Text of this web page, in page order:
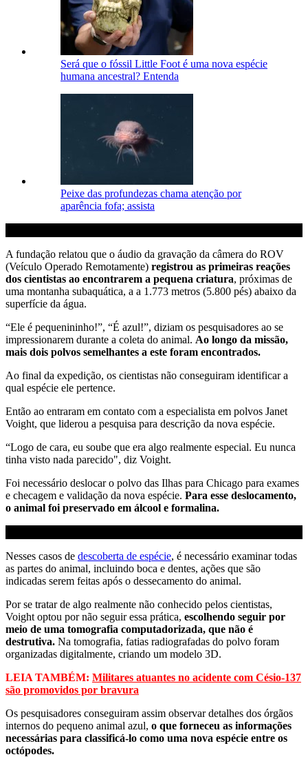
Será que o fóssil Little Foot é uma nova espécie
humana ancestral? Entenda
Peixe das profundezas chama atenção por
aparência fofa; assista
A fundação relatou que o áudio da gravação da câmera do ROV
(Veículo Operado Remotamente) registrou as primeiras reações
dos cientistas ao encontrarem a pequena criatura, próximas de
uma montanha subaquática, a a 1.773 metros (5.800 pés) abaixo da
superfície da água.
“Ele é pequenininho!”, “É azul!”, diziam os pesquisadores ao se
impressionarem durante a coleta do animal. Ao longo da missão,
mais dois polvos semelhantes a este foram encontrados.
Ao final da expedição, os cientistas não conseguiram identificar a
qual espécie ele pertence.
Então ao entraram em contato com a especialista em polvos Janet
Voight, que liderou a pesquisa para descrição da nova espécie.
“Logo de cara, eu soube que era algo realmente especial. Eu nunca
tinha visto nada parecido", diz Voight.
Foi necessário deslocar o polvo das Ilhas para Chicago para exames
e checagem e validação da nova espécie. Para esse deslocamento,
o animal foi preservado em álcool e formalina.
Nesses casos de descoberta de espécie, é necessário examinar todas
as partes do animal, incluindo boca e dentes, ações que são
indicadas serem feitas após o dessecamento do animal.
Por se tratar de algo realmente não conhecido pelos cientistas,
Voight optou por não seguir essa prática, escolhendo seguir por
meio de uma tomografia computadorizada, que não é
destrutiva. Na tomografia, fatias radiografadas do polvo foram
organizadas digitalmente, criando um modelo 3D.
LEIA TAMBÉM: Militares atuantes no acidente com Césio-137
são promovidos por bravura
Os pesquisadores conseguiram assim observar detalhes dos órgãos
internos do pequeno animal azul, o que forneceu as informações
necessárias para classificá-lo como uma nova espécie entre os
octópodes.